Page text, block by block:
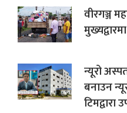
वीरगञ्ज
न्यूरो
बनाउन
टिमद्वारा